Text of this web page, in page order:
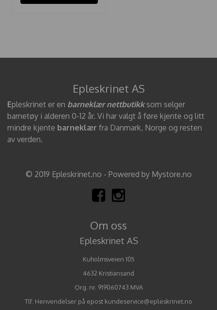
Epleskrinet AS
Epleskrinet er en barneklær nettbutikksom selger
barnetøy i alderen 0-12 år. Vi har valgt å føre kjente og litt
mindre kjente barneklær fra Danmark, Norge og resten
av verden.
© 2019 Epleskrinet.no - Powered by Mystore.no
Om oss
Epleskrinet AS
Kuholmsveien 105
4632 Kristiansand
Org. nr. 919060743 MVA
Tlf: Henvendelser på epost kundeservice@epleskrinet.no